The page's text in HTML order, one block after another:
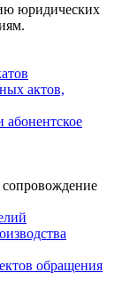
юридических
актов,
сопровождение
обращения